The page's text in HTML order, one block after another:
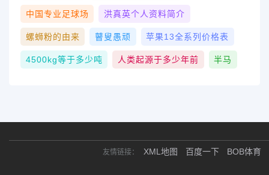
中国专业足球场 洪真英个人资料简介
螺蛳粉的由来 瞽叟愚顽 苹果13全系列价格表
4500kg等于多少吨 人类起源于多少年前 半马
友情链接： XML地图 百度一下 BOB体育